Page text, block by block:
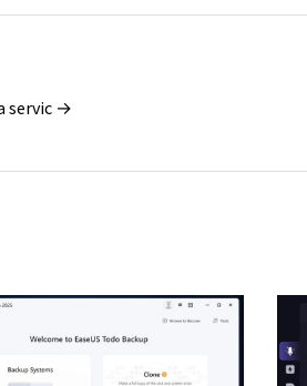
servic →